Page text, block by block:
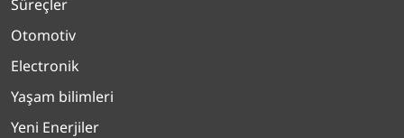
Süreçler
Otomotiv
Electronik
Yaşam bilimleri
Yeni Enerjiler